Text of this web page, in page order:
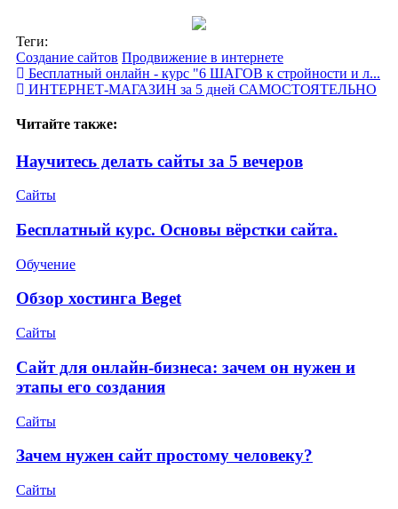
Теги:
Создание сайтов Продвижение в интернете
Бесплатный онлайн - курс "6 ШАГОВ к стройности и л...
ИНТЕРНЕТ-МАГАЗИН за 5 дней САМОСТОЯТЕЛЬНО
Читайте также:
Научитесь делать сайты за 5 вечеров
Сайты
Бесплатный курс. Основы вёрстки сайта.
Обучение
Обзор хостинга Beget
Сайты
Сайт для онлайн-бизнеса: зачем он нужен и
этапы его создания
Сайты
Зачем нужен сайт простому человеку?
Сайты